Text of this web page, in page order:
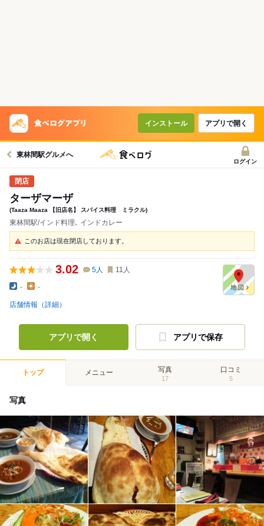
インストール アプリで開く
東林間駅グルメへ
ログイン
ターザマーザ
(Taaza Maaza 【旧店名】 スパイス料理 ミラクル)
東林間駅/インド料理､ インドカレー
このお店は現在閉店しております。
3.02 5人 11 人
- -
店舗情報（詳細）
アプリで開く アプリで保存
トップ メニュー 写真
17
口コミ
5
写真